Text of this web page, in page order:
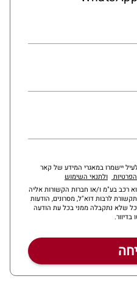
יישמרו במאגרי המידע של קאר
ולתנאי השימוש
רכב בע"מ ו/או חברות הקשורות אליה
תקשורת לרבות דוא"ל, מסרונים, הודעות
שלא נתקבלה ממני בכל עת הודעה